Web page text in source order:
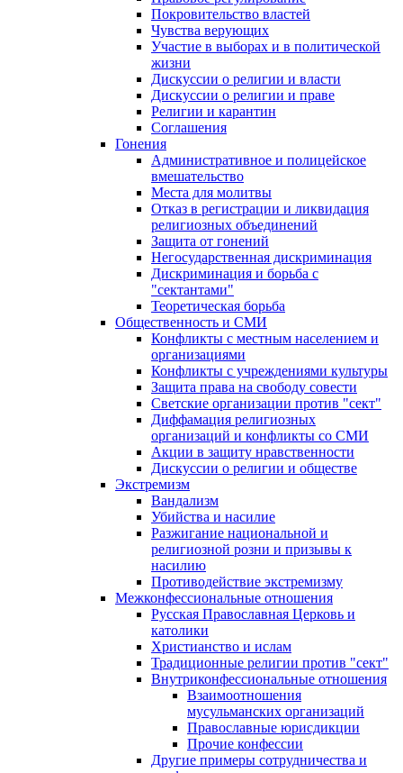
Покровительство властей
Чувства верующих
Участие в выборах и в политической
жизни
Дискуссии о религии и власти
Дискуссии о религии и праве
Религии и карантин
Соглашения
Гонения
Административное и полицейское
вмешательство
Места для молитвы
Отказ в регистрации и ликвидация
религиозных объединений
Защита от гонений
Негосударственная дискриминация
Дискриминация и борьба с
"сектантами"
Теоретическая борьба
Общественность и СМИ
Конфликты с местным населением и
организациями
Конфликты с учреждениями культуры
Защита права на свободу совести
Светские организации против "сект"
Диффамация религиозных
организаций и конфликты со СМИ
Акции в защиту нравственности
Дискуссии о религии и обществе
Экстремизм
Вандализм
Убийства и насилие
Разжигание национальной и
религиозной розни и призывы к
насилию
Противодействие экстремизму
Межконфессиональные отношения
Русская Православная Церковь и
католики
Христианство и ислам
Традиционные религии против "сект"
Внутриконфессиональные отношения
Взаимоотношения
мусульманских организаций
Православные юрисдикции
Прочие конфессии
Другие примеры сотрудничества и